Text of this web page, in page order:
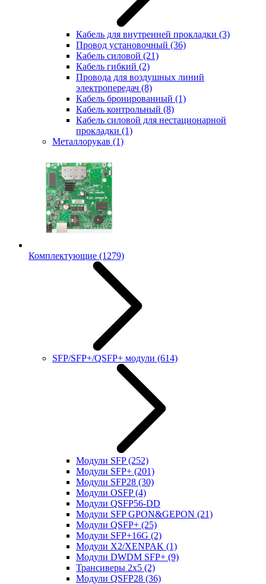
Кабель для внутренней прокладки (3)
Провод установочный (36)
Кабель силовой (21)
Кабель гибкий (2)
Провода для воздушных линий
электропередач (8)
Кабель бронированный (1)
Кабель контрольный (8)
Кабель силовой для нестационарной
прокладки (1)
Металлорукав (1)
Комплектующие (1279)
SFP/SFP+/QSFP+ модули (614)
Модули SFP(252)
Модули SFP+ (201)
Модули SFP28 (30)
Модули OSFP(4)
Модули QSFP56-DD
Модули SFP GPON&GEPON (21)
Модули QSFP+ (25)
Модули SFP+16G (2)
Модули X2/XENPAK (1)
Модули DWDM SFP+ (9)
Трансиверы 2x5 (2)
Модули QSFP28 (36)